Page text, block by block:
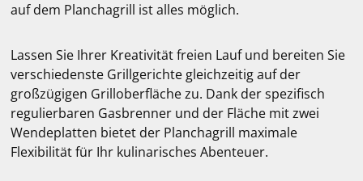
auf dem Planchagrill ist alles möglich.
Lassen Sie Ihrer Kreativität freien Lauf und bereiten Sie
verschiedenste Grillgerichte gleichzeitig auf der
großzügigen Grilloberfläche zu. Dank der spezifisch
regulierbaren Gasbrenner und der Fläche mit zwei
Wendeplatten bietet der Planchagrill maximale
Flexibilität für Ihr kulinarisches Abenteuer.